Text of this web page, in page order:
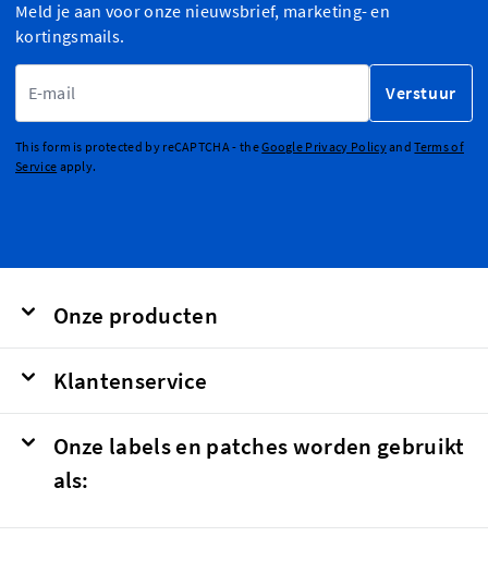
Meld je aan voor onze nieuwsbrief, marketing- en
kortingsmails.
Verstuur
This form is protected by reCAPTCHA - theGoogle Privacy PolicyandTerms of
Service apply.
Onze producten
Klantenservice
Onze labels en patches worden gebruikt
als: